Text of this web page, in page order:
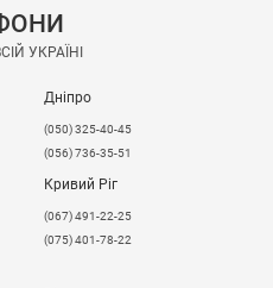
УКРАЇНІ
Дніпро
(050) 325-40-45
(056) 736-35-51
Кривий Ріг
(067) 491-22-25
(075) 401-78-22